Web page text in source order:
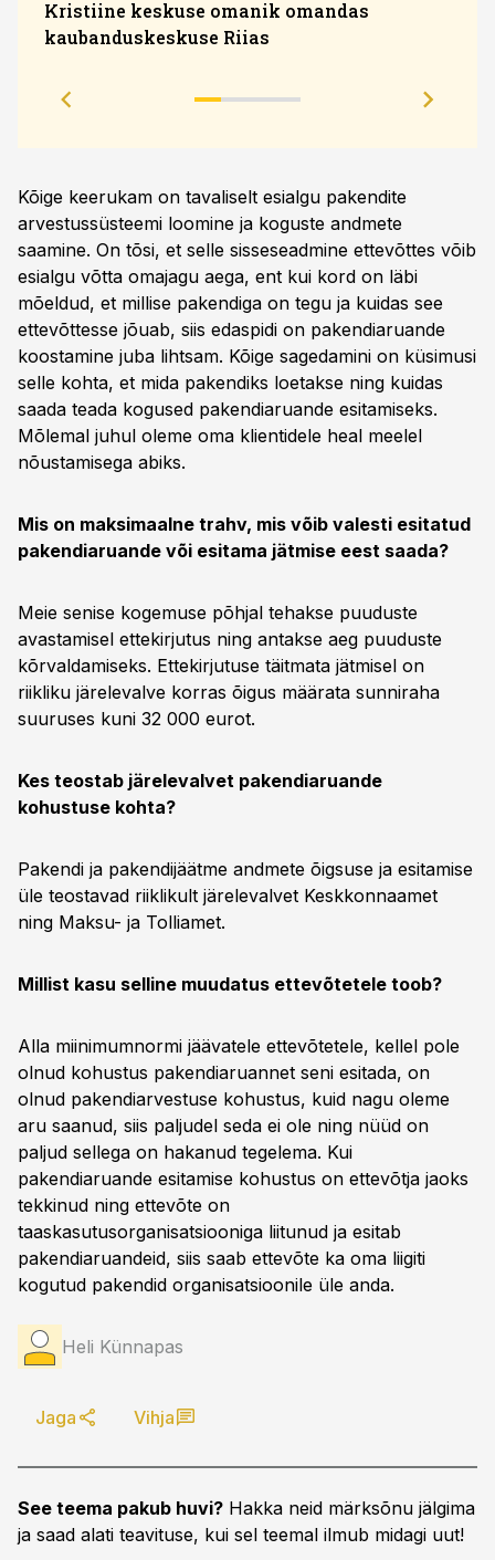
Kristiine keskuse omanik omandas
kaubanduskeskuse Riias
Kõige keerukam on tavaliselt esialgu pakendite
arvestussüsteemi loomine ja koguste andmete
saamine. On tõsi, et selle sisseseadmine ettevõttes võib
esialgu võtta omajagu aega, ent kui kord on läbi
mõeldud, et millise pakendiga on tegu ja kuidas see
ettevõttesse jõuab, siis edaspidi on pakendiaruande
koostamine juba lihtsam. Kõige sagedamini on küsimusi
selle kohta, et mida pakendiks loetakse ning kuidas
saada teada kogused pakendiaruande esitamiseks.
Mõlemal juhul oleme oma klientidele heal meelel
nõustamisega abiks.
Mis on maksimaalne trahv, mis võib valesti esitatud
pakendiaruande või esitama jätmise eest saada?
Meie senise kogemuse põhjal tehakse puuduste
avastamisel ettekirjutus ning antakse aeg puuduste
kõrvaldamiseks. Ettekirjutuse täitmata jätmisel on
riikliku järelevalve korras õigus määrata sunniraha
suuruses kuni 32 000 eurot.
Kes teostab järelevalvet pakendiaruande
kohustuse kohta?
Pakendi ja pakendijäätme andmete õigsuse ja esitamise
üle teostavad riiklikult järelevalvet Keskkonnaamet
ning Maksu- ja Tolliamet.
Millist kasu selline muudatus ettevõtetele toob?
Alla miinimumnormi jäävatele ettevõtetele, kellel pole
olnud kohustus pakendiaruannet seni esitada, on
olnud pakendiarvestuse kohustus, kuid nagu oleme
aru saanud, siis paljudel seda ei ole ning nüüd on
paljud sellega on hakanud tegelema. Kui
pakendiaruande esitamise kohustus on ettevõtja jaoks
tekkinud ning ettevõte on
taaskasutusorganisatsiooniga liitunud ja esitab
pakendiaruandeid, siis saab ettevõte ka oma liigiti
kogutud pakendid organisatsioonile üle anda.
Heli Künnapas
Jaga Vihja
See teema pakub huvi? Hakka neid märksõnu jälgima
ja saad alati teavituse, kui sel teemal ilmub midagi uut!